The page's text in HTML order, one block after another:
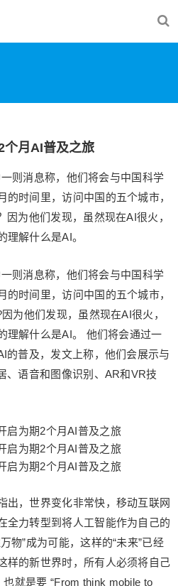
个月AI普及之旅
则消息称，他们将会与中国科学
时间里，访问中国的五个城市，
为他们发现，虽然现在AI很火，
理解什么是AI。
则消息称，他们将会与中国科学
时间里，访问中国的五个城市，
为他们发现，虽然现在AI很火，
理解什么是AI。 他们将会通过一
的普及，发文上称，他们会展示与
、语音和图像识别、AR和VR技
出，世界变化非常快，移动互联网
全力转型到将人工智能作为自己的
物”成为可能，这样的“未来”已经
样的新世界时，所有人必须将自己
也就是要 “From think mobile to